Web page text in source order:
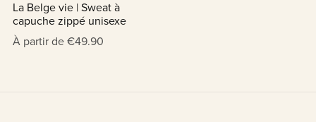
La Belge vie | Sweat à
capuche zippé unisexe
À partir de €49.90